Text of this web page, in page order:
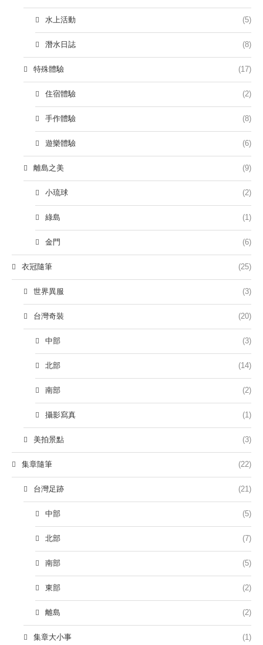
水上活動 (5)
潛水日誌 (8)
特殊體驗 (17)
住宿體驗 (2)
手作體驗 (8)
遊樂體驗 (6)
離島之美 (9)
小琉球 (2)
綠島 (1)
金門 (6)
衣冠隨筆 (25)
世界異服 (3)
台灣奇裝 (20)
中部 (3)
北部 (14)
南部 (2)
攝影寫真 (1)
美拍景點 (3)
集章隨筆 (22)
台灣足跡 (21)
中部 (5)
北部 (7)
南部 (5)
東部 (2)
離島 (2)
集章大小事 (1)